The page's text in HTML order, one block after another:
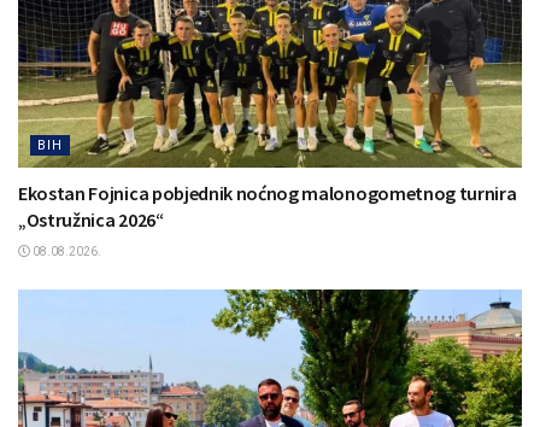
BIH
Ekostan Fojnica pobjednik noćnog malonogometnog turnira
„Ostružnica 2026“
08.08.2026.